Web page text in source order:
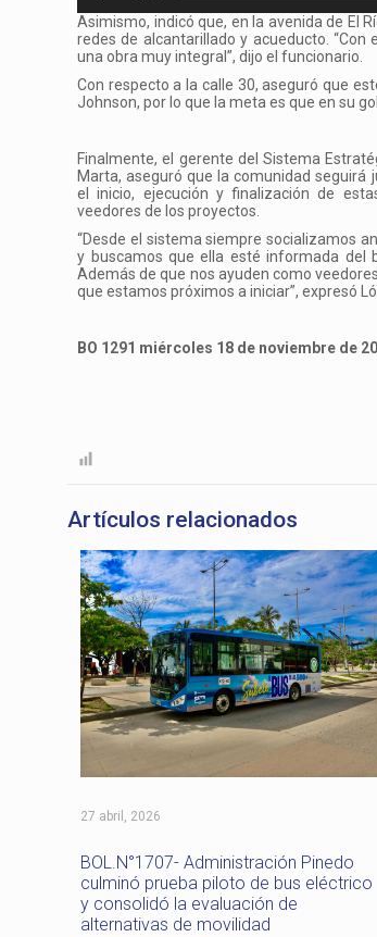
audio
Asimismo, indicó que, en la avenida de El
redes de alcantarillado y acueducto.
una obra muy integral”, dijo el funcionario.
Con respecto a la calle 30, aseguró que
Johnson, por lo que la meta es que en su
Finalmente, el gerente del Sistema
Marta, aseguró que la comunidad
el inicio, ejecución y finalización de
veedores de los proyectos.
“Desde el sistema siempre socializamos
y buscamos que ella esté informada del
Además de que nos ayuden como
que estamos próximos a iniciar”, expresó
BO 1291 miércoles 18 de noviembre de
Artículos relacionados
27 abril, 2026
BOL.N°1707- Administración Pinedo
culminó prueba piloto de bus eléctrico
y consolidó la evaluación de
alternativas de movilidad